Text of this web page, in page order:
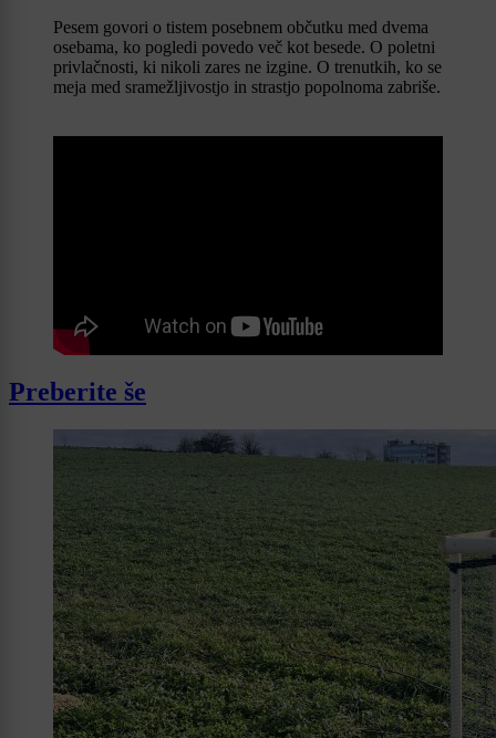
Pesem govori o tistem posebnem občutku med dvema
osebama, ko pogledi povedo več kot besede. O poletni
privlačnosti, ki nikoli zares ne izgine. O trenutkih, ko se
meja med sramežljivostjo in strastjo popolnoma zabriše.
Preberite še